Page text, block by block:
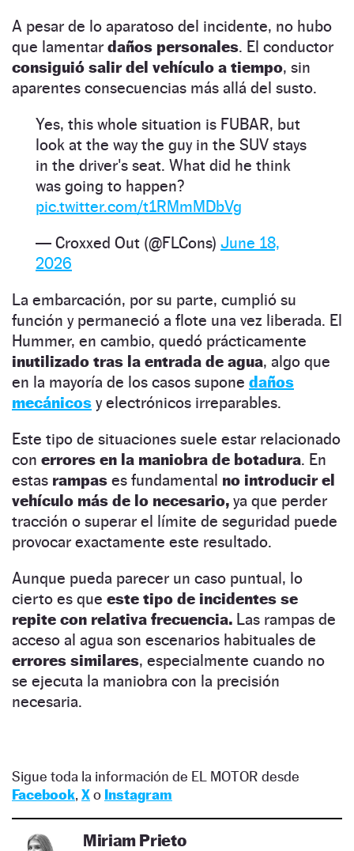
A pesar de lo aparatoso del incidente, no hubo
que lamentar daños personales. El conductor
consiguió salir del vehículo a tiempo, sin
aparentes consecuencias más allá del susto.
Yes, this whole situation is FUBAR, but
look at the way the guy in the SUV stays
in the driver's seat. What did he think
was going to happen?
pic.twitter.com/t1RMmMDbVg
— Croxxed Out (@FLCons) June 18,
2026
La embarcación, por su parte, cumplió su
función y permaneció a flote una vez liberada. El
Hummer, en cambio, quedó prácticamente
inutilizado tras la entrada de agua, algo que
en la mayoría de los casos supone daños
mecánicos y electrónicos irreparables.
Este tipo de situaciones suele estar relacionado
con errores en la maniobra de botadura. En
estas rampas es fundamental no introducir el
vehículo más de lo necesario, ya que perder
tracción o superar el límite de seguridad puede
provocar exactamente este resultado.
Aunque pueda parecer un caso puntual, lo
cierto es que este tipo de incidentes se
repite con relativa frecuencia. Las rampas de
acceso al agua son escenarios habituales de
errores similares, especialmente cuando no
se ejecuta la maniobra con la precisión
necesaria.
Sigue toda la información de EL MOTOR desde
Facebook, Xo Instagram
Miriam Prieto